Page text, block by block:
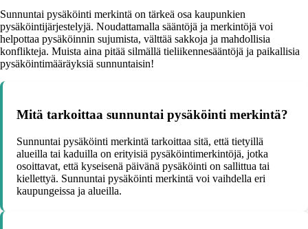
Sunnuntai pysäköinti merkintä on tärkeä osa kaupunkien
pysäköintijärjestelyjä. Noudattamalla sääntöjä ja merkintöjä voi
helpottaa pysäköinnin sujumista, välttää sakkoja ja mahdollisia
konflikteja. Muista aina pitää silmällä tieliikennesääntöjä ja paikallisia
pysäköintimääräyksiä sunnuntaisin!
Mitä tarkoittaa sunnuntai pysäköinti merkintä?
Sunnuntai pysäköinti merkintä tarkoittaa sitä, että tietyillä
alueilla tai kaduilla on erityisiä pysäköintimerkintöjä, jotka
osoittavat, että kyseisenä päivänä pysäköinti on sallittua tai
kiellettyä. Sunnuntai pysäköinti merkintä voi vaihdella eri
kaupungeissa ja alueilla.